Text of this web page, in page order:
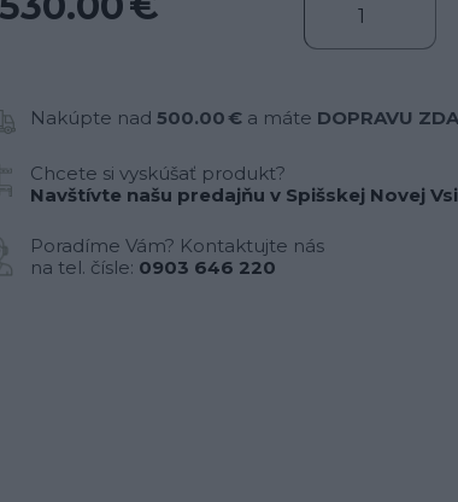
Nakúpte nad 500.00 € a máte DOPRAVU
Chcete si vyskúšať produkt?
Navštívte našu predajňu v Spišskej Novej
Poradíme Vám? Kontaktujte nás
na tel. čísle: 0903 646 220